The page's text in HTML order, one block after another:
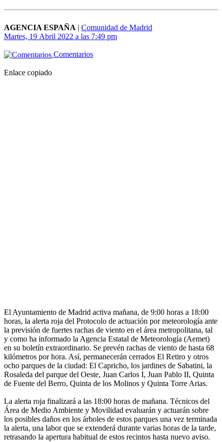
AGENCIA ESPAÑA | Comunidad de Madrid
Martes, 19 Abril 2022 a las 7:49 pm
Comentarios
Enlace copiado
El Ayuntamiento de Madrid activa mañana, de 9:00 horas a 18:00
horas, la alerta roja del Protocolo de actuación por meteorología ante
la previsión de fuertes rachas de viento en el área metropolitana, tal
y como ha informado la Agencia Estatal de Meteorología (Aemet)
en su boletín extraordinario. Se prevén rachas de viento de hasta 68
kilómetros por hora. Así, permanecerán cerrados El Retiro y otros
ocho parques de la ciudad: El Capricho, los jardines de Sabatini, la
Rosaleda del parque del Oeste, Juan Carlos I, Juan Pablo II, Quinta
de Fuente del Berro, Quinta de los Molinos y Quinta Torre Arias.
La alerta roja finalizará a las 18:00 horas de mañana. Técnicos del
Área de Medio Ambiente y Movilidad evaluarán y actuarán sobre
los posibles daños en los árboles de estos parques una vez terminada
la alerta, una labor que se extenderá durante varias horas de la tarde,
retrasando la apertura habitual de estos recintos hasta nuevo aviso.